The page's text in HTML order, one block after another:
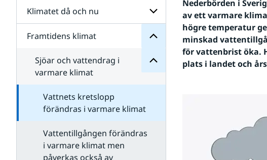
Om
klimat
Undersidor
för
Klimatläget
Klimatet då och nu
Undersidor
Klimatet
då
Framtidens klimat
Undersidor
Sjöar och vattendrag i
varmare klimat
Undersidor
för
Sjöar
och
Vattnets kretslopp
förändras i varmare klimat
Vattentillgången förändras
i varmare klimat men
påverkas också av
Nederbörden i
av ett varmare
högre temperatur
minskad
för vattenbrist öka.
plats i landet och